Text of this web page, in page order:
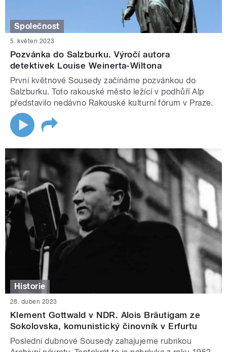
Společnost
5. květen 2023
Pozvánka do Salzburku. Výročí autora
detektivek Louise Weinerta-Wiltona
První květnové Sousedy začínáme pozvánkou do
Salzburku. Toto rakouské město ležící v podhůří Alp
představilo nedávno Rakouské kulturní fórum v Praze.
Historie
28. duben 2023
Klement Gottwald v NDR. Alois Bräutigam ze
Sokolovska, komunistický činovník v Erfurtu
Poslední dubnové Sousedy zahajujeme rubrikou